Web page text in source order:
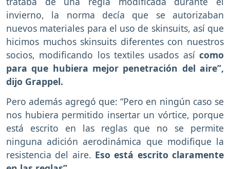
invierno, la norma decía que se autorizaban
nuevos materiales para el uso de skinsuits, así que
hicimos muchos skinsuits diferentes con nuestros
socios, modificando los textiles usados así como
para que hubiera mejor penetración del aire”,
dijo Grappel.
Pero además agregó que: “Pero en ningún caso se
nos hubiera permitido insertar un vórtice, porque
está escrito en las reglas que no se permite
ninguna adición aerodinámica que modifique la
resistencia del aire. Eso está escrito claramente